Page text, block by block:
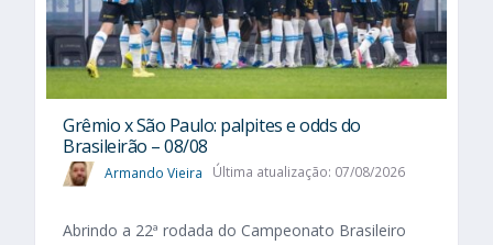
Grêmio x São Paulo: palpites e odds do
Brasileirão – 08/08
Armando Vieira Última atualização: 07/08/2026
Abrindo a 22ª rodada do Campeonato Brasileiro